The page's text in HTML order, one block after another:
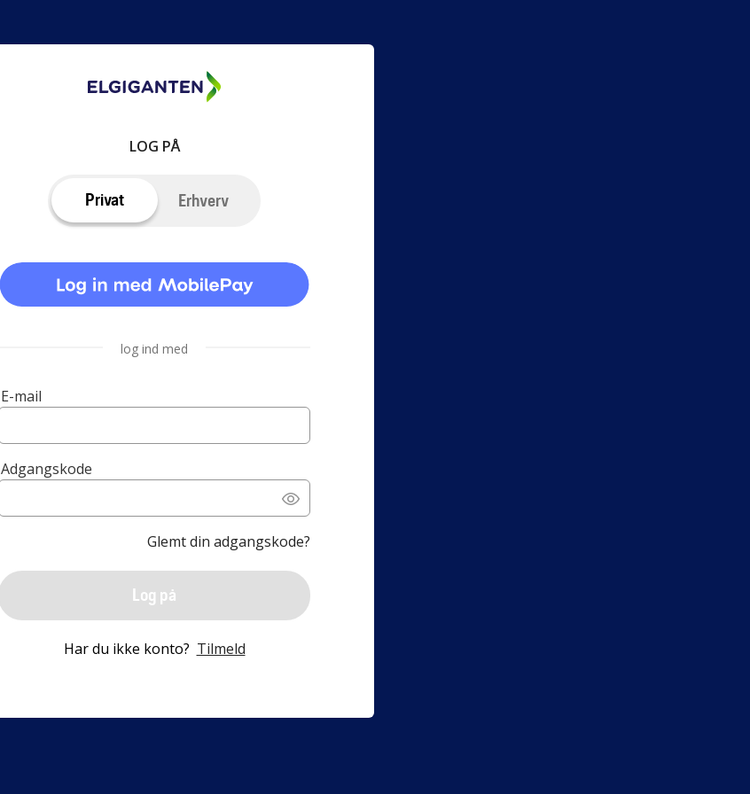
LOG PÅ
Privat Erhverv
log ind med
E-mail
Adgangskode
Glemt din adgangskode?
Log på
Har du ikke konto? Tilmeld